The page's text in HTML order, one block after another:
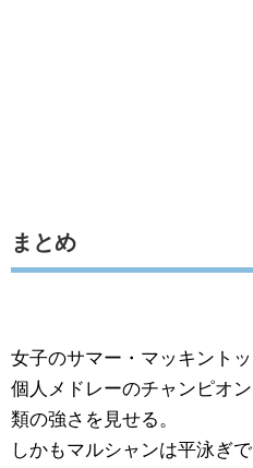
まとめ
女子のサマー・マッキント
個人メドレーのチャンピオ
類の強さを見せる。
しかもマルシャンは平泳ぎ